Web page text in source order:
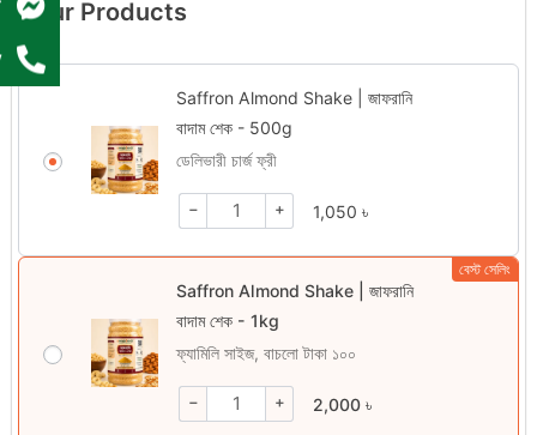
Your Products
Saffron Almond Shake | জাফরানি
বাদাম শেক - 500g
ডেলিভারী চার্জ ফ্রী
− + 1,050৳
বেস্ট সেলিং
Saffron Almond Shake | জাফরানি
বাদাম শেক - 1kg
ফ্যামিলি সাইজ, বাচলো টাকা ১০০
− + 2,000৳